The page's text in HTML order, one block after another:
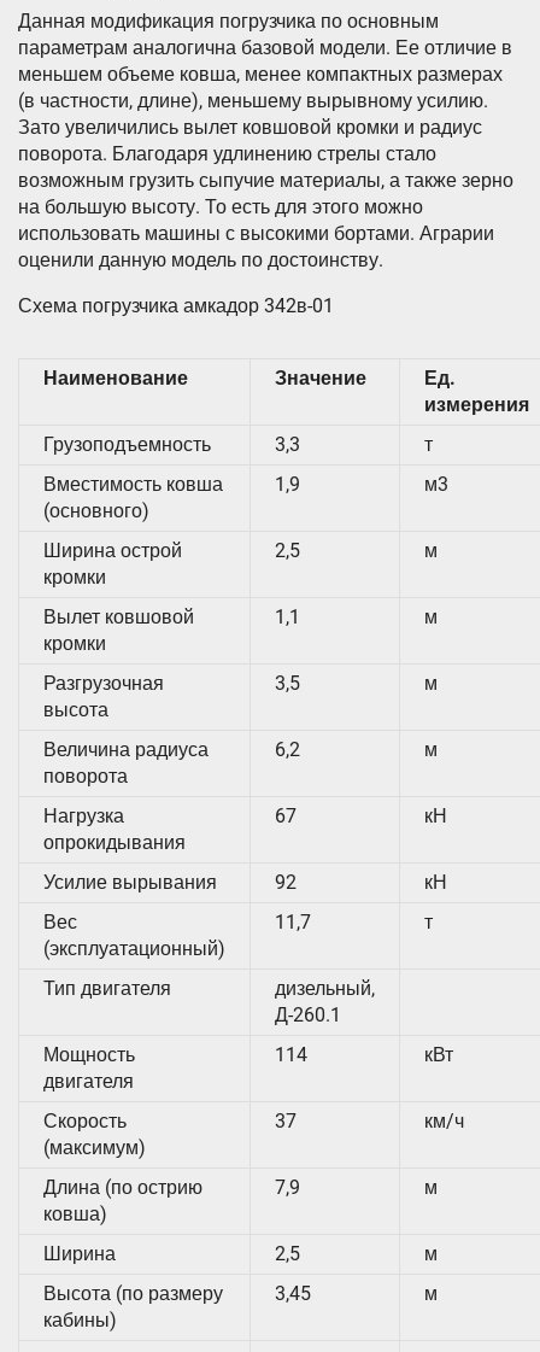
Данная модификация погрузчика по основным
параметрам аналогична базовой модели. Ее отличие в
меньшем объеме ковша, менее компактных размерах
(в частности, длине), меньшему вырывному усилию.
Зато увеличились вылет ковшовой кромки и радиус
поворота. Благодаря удлинению стрелы стало
возможным грузить сыпучие материалы, а также зерно
на большую высоту. То есть для этого можно
использовать машины с высокими бортами. Аграрии
оценили данную модель по достоинству.
Схема погрузчика амкадор 342в-01
Наименование Значение
Ед.
измерения
Грузоподъемность
3,3
т
Вместимость ковша
(основного)
1,9 м3
Ширина острой
кромки
2,5 м
Вылет ковшовой
кромки
1,1 м
Разгрузочная
высота
3,5 м
Величина радиуса
поворота
6,2 м
Нагрузка
опрокидывания
67 кН
Усилие вырывания 92
кН
Вес
(эксплуатационный)
11,7 т
Тип двигателя
дизельный,
Д-260.1
Мощность
двигателя
114 кВт
Скорость
(максимум)
37 км/ч
Длина (по острию
ковша)
7,9 м
Ширина 2,5
м
Высота (по размеру
кабины)
3,45 м